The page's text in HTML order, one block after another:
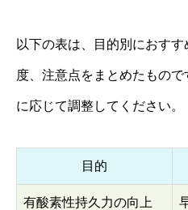
以下の表は、目的別におす
度、注意点をまとめたもの
に応じて調整してください。
目的
有酸素性持久力の向上